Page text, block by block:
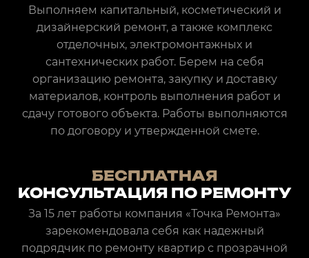
Выполняем капитальный, косметический и
дизайнерский ремонт, а также комплекс
отделочных, электромонтажных и
сантехнических работ. Берем на себя
организацию ремонта, закупку и доставку
материалов, контроль выполнения работ и
сдачу готового объекта. Работы выполняются
по договору и утвержденной смете.
БЕСПЛАТНАЯ
КОНСУЛЬТАЦИЯ ПО РЕМОНТУ
За 15 лет работы компания «Точка Ремонта»
зарекомендовала себя как надежный
подрядчик по ремонту квартир с прозрачной